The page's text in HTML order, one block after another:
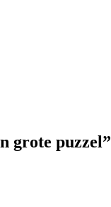
grote puzzel”